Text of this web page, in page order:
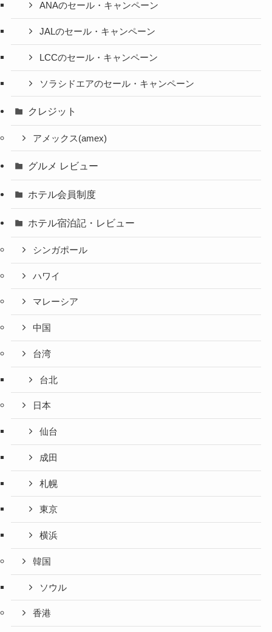
ANAのセール・キャンペーン
JALのセール・キャンペーン
LCCのセール・キャンペーン
ソラシドエアのセール・キャンペーン
クレジット
アメックス(amex)
グルメ レビュー
ホテル会員制度
ホテル宿泊記・レビュー
シンガポール
ハワイ
マレーシア
中国
台湾
台北
日本
仙台
成田
札幌
東京
横浜
韓国
ソウル
香港